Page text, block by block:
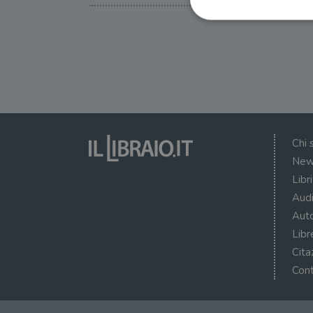
Chi
Nome
wordpress_test_cookie
wordpress_sec_[hash]
CookieScriptConsent